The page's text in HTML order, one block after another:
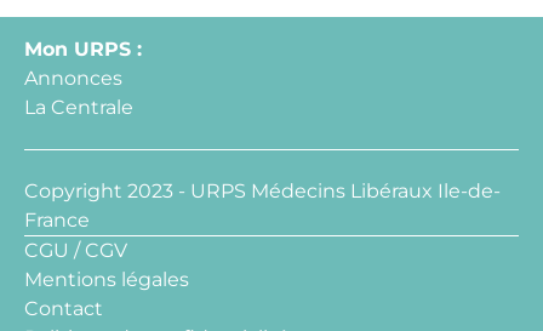
Mon URPS :
Annonces
La Centrale
Copyright 2023 - URPS Médecins Libéraux Ile-de-
France
CGU / CGV
Mentions légales
Contact